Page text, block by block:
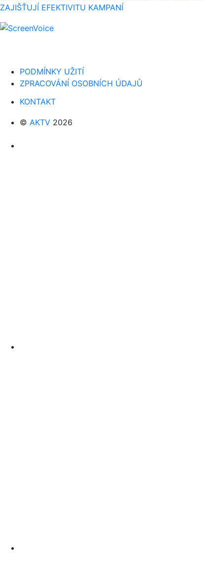
ZAJIŠŤUJÍ EFEKTIVITU KAMPANÍ
PODMÍNKY UŽITÍ
ZPRACOVÁNÍ OSOBNÍCH ÚDAJŮ
KONTAKT
© AKTV 2026